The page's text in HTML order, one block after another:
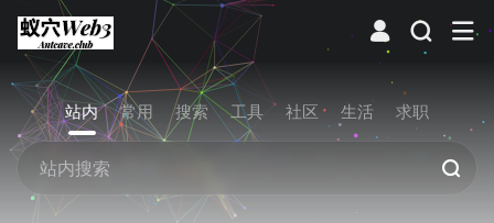
站内 常用 搜索 工具 社区 生活 求职